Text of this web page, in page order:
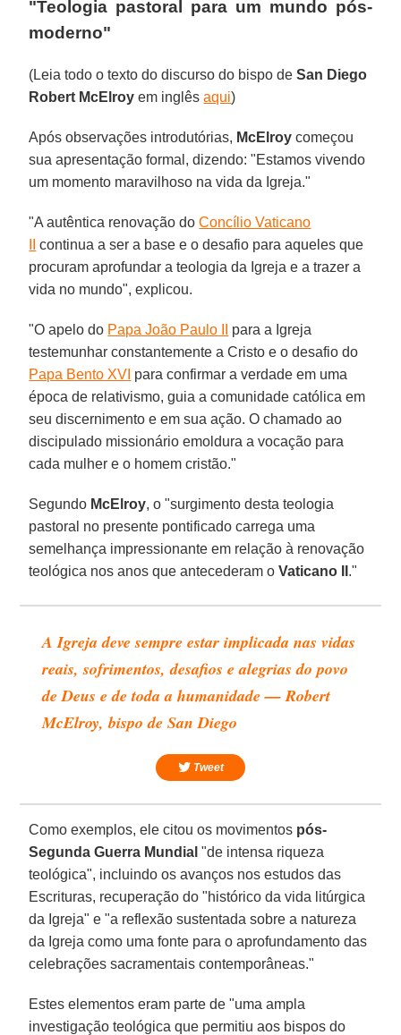
"Teologia pastoral para um mundo pós-
moderno"
(Leia todo o texto do discurso do bispo deSan Diego
Robert McElroy em inglêsaqui)
Após observações introdutórias, McElroy começou
sua apresentação formal, dizendo: "Estamos vivendo
um momento maravilhoso na vida da Igreja."
"A autêntica renovação doConcílio Vaticano
continua a ser a base e o desafio para aqueles que
procuram aprofundar a teologia da Igreja e a trazer a
vida no mundo", explicou.
"O apelo do Papa João Paulo II
para a Igreja
testemunhar constantemente a Cristo e o desafio do
Papa Bento XVI para confirmar a verdade em uma
época de relativismo, guia a comunidade católica em
seu discernimento e em sua ação. O chamado ao
discipulado missionário emoldura a vocação para
cada mulher e o homem cristão."
Segundo McElroy, o "surgimento desta teologia
pastoral no presente pontificado carrega uma
semelhança impressionante em relação à renovação
teológica nos anos que antecederam oVaticano II ."
A Igreja deve sempre estar implicada nas vidas
reais, sofrimentos, desafios e alegrias do povo
de Deus e de toda a humanidade — Robert
McElroy, bispo de San Diego
Tweet
Como exemplos, ele citou os movimentos pós-
Segunda Guerra Mundial "de intensa riqueza
teológica", incluindo os avanços nos estudos das
Escrituras, recuperação do "histórico da vida litúrgica
da Igreja" e "a reflexão sustentada sobre a natureza
da Igreja como uma fonte para o aprofundamento das
celebrações sacramentais contemporâneas."
Estes elementos eram parte de "uma ampla
investigação teológica que permitiu aos bispos do